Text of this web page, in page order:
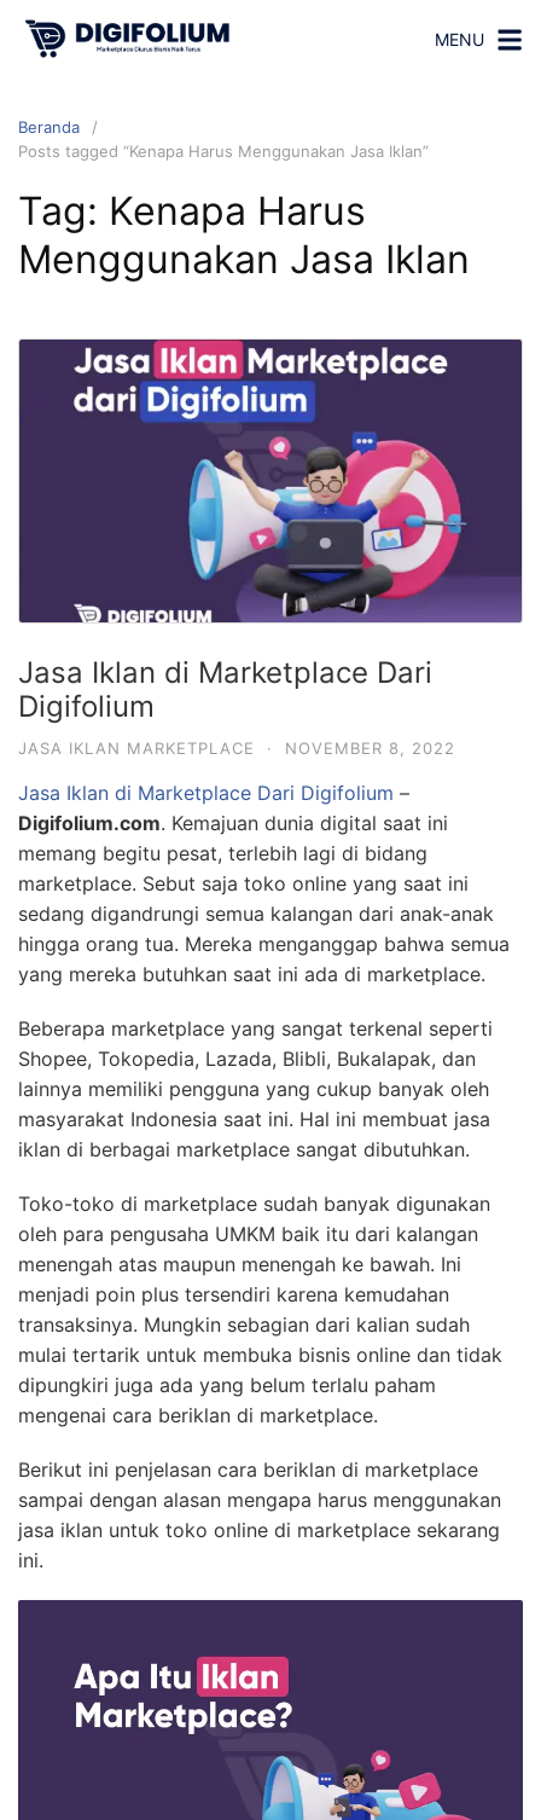
MENU
Beranda
Posts tagged “Kenapa Harus Menggunakan Jasa Iklan”
Tag: Kenapa Harus
Menggunakan Jasa Iklan
Jasa Iklan di Marketplace Dari
Digifolium
JASA IKLAN MARKETPLACE · NOVEMBER 8, 2022
Jasa Iklan di Marketplace Dari Digifolium –
Digifolium.com. Kemajuan dunia digital saat ini
memang begitu pesat, terlebih lagi di bidang
marketplace. Sebut saja toko online yang saat ini
sedang digandrungi semua kalangan dari anak-anak
hingga orang tua. Mereka menganggap bahwa semua
yang mereka butuhkan saat ini ada di marketplace.
Beberapa marketplace yang sangat terkenal seperti
Shopee, Tokopedia, Lazada, Blibli, Bukalapak, dan
lainnya memiliki pengguna yang cukup banyak oleh
masyarakat Indonesia saat ini. Hal ini membuat jasa
iklan di berbagai marketplace sangat dibutuhkan.
Toko-toko di marketplace sudah banyak digunakan
oleh para pengusaha UMKM baik itu dari kalangan
menengah atas maupun menengah ke bawah. Ini
menjadi poin plus tersendiri karena kemudahan
transaksinya. Mungkin sebagian dari kalian sudah
mulai tertarik untuk membuka bisnis online dan tidak
dipungkiri juga ada yang belum terlalu paham
mengenai cara beriklan di marketplace.
Berikut ini penjelasan cara beriklan di marketplace
sampai dengan alasan mengapa harus menggunakan
jasa iklan untuk toko online di marketplace sekarang
ini.